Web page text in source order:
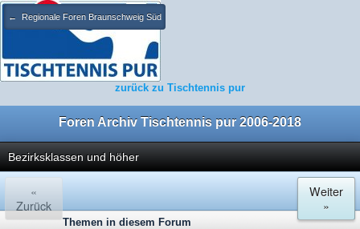
← Regionale Foren Braunschweig Süd
zurück zu Tischtennis pur
Foren Archiv Tischtennis pur 2006-2018
Bezirksklassen und höher
«
Zurück
Weiter
»
Themen in diesem Forum